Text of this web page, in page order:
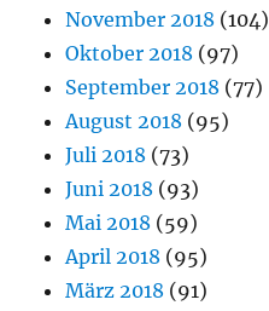
November 2018 (104)
Oktober 2018 (97)
September 2018 (77)
August 2018 (95)
Juli 2018 (73)
Juni 2018 (93)
Mai 2018 (59)
April 2018 (95)
März 2018 (91)